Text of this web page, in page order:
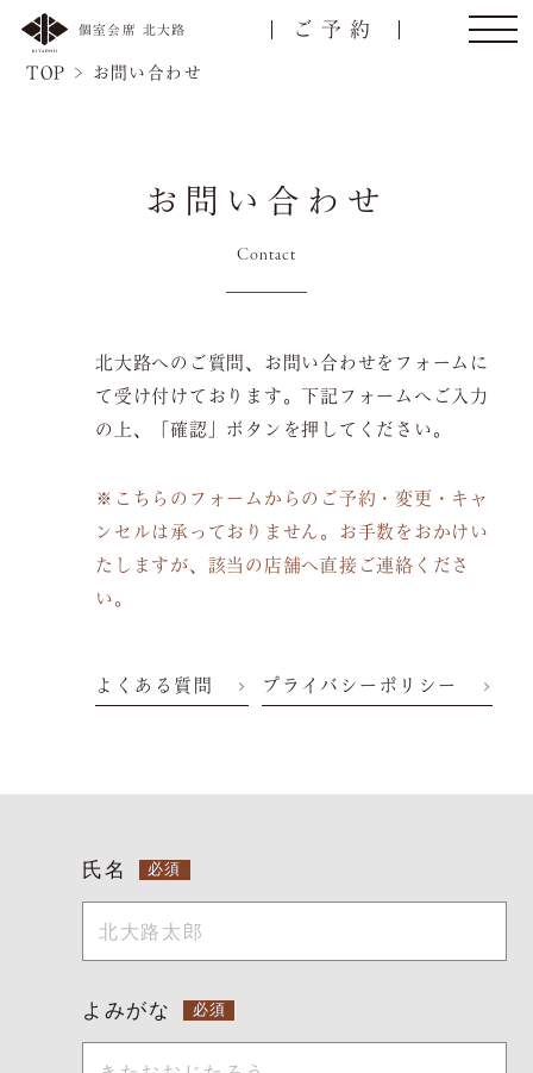
個室会席 北大路 ご予約
トップ ご接待/会食
慶事/法事 ご昼食
空室検索
クーポン
プライバシーポリシ
TOP > お問い合わせ
お問い合わせ
Contact
北大路へのご質問、お問い合わせをフォームに
て受け付けております。
下記フォームへご入力
の上、「確認」ボタンを押してください。
※こちらのフォームからのご予約・変更・キャ
ンセルは承っておりません。 お手数をおかけい
たしますが、該当の店舗へ直接ご連絡くださ
い。
よくある質問 プライバシーポリシー
氏名
よみがな